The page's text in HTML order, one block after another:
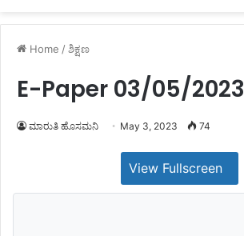
Home /ಶಿಕ್ಷಣ
E-Paper 03/05/2023
ಮಾರುತಿ ಹೊಸಮನಿ May 3, 2023 74
View Fullscreen